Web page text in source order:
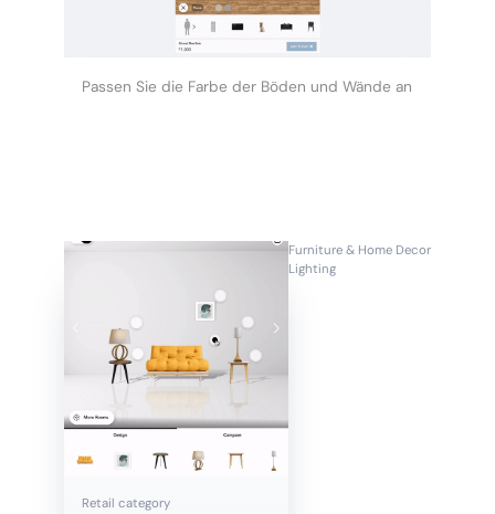
Passen Sie die Farbe der Böden und Wände an
Retail category
Furniture & Home Decor
Lighting